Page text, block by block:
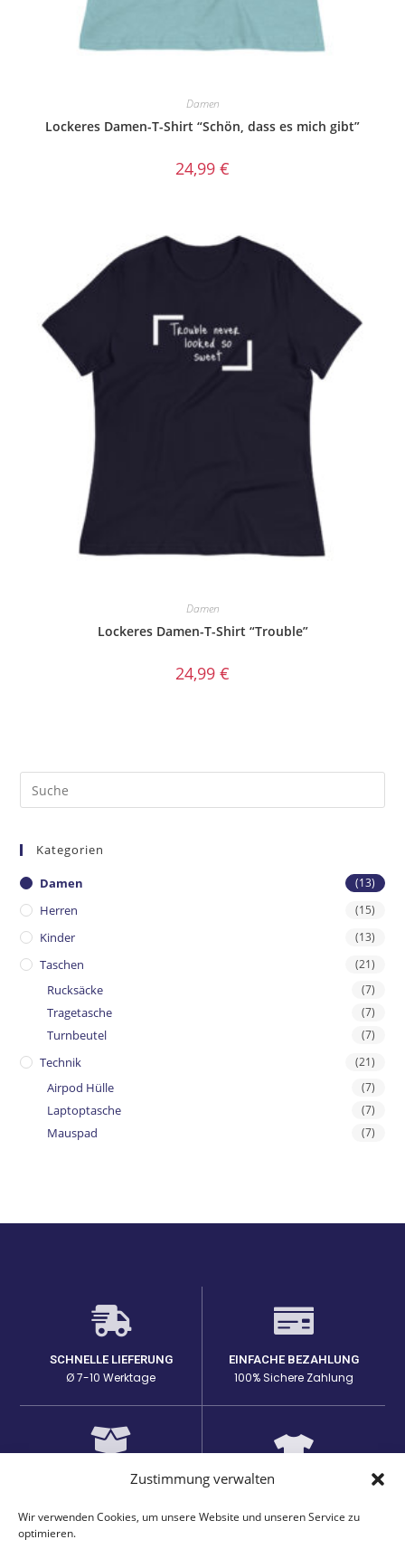
Zustimmung verwalten
Wir verwenden Cookies, um unsere Website und unseren Service zu
optimieren.
Damen
Lockeres Damen-T-Shirt “Schön, dass es mich gibt”
24,99 €
Damen
Lockeres Damen-T-Shirt “Trouble”
24,99 €
Kategorien
Damen (13)
Herren (15)
Kinder (13)
Taschen (21)
Rucksäcke (7)
Tragetasche (7)
Turnbeutel (7)
Technik (21)
Airpod Hülle (7)
Laptoptasche (7)
Mauspad (7)
SCHNELLE LIEFERUNG
Ø 7-10 Werktage
EINFACHE BEZAHLUNG
100% Sichere Zahlung
HOHE PRODUKTQUALITÄT
Prints
EINZIGARTIGE DESIGNS